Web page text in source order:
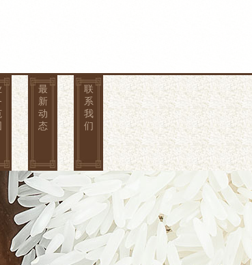
最
新
动
态
联
系
我
们